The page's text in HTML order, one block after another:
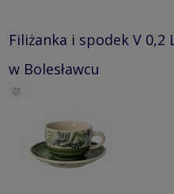
Filiżanka i spodek V 0,2
w Bolesławcu